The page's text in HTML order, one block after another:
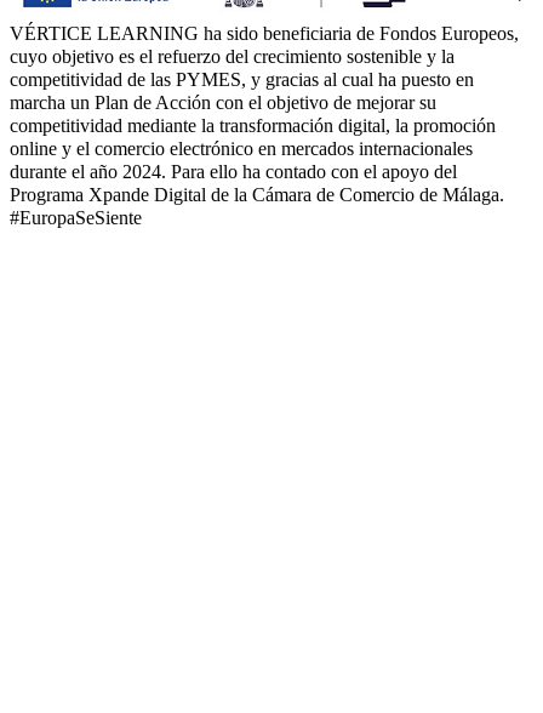
VÉRTICE LEARNING ha sido beneficiaria de Fondos Europeos,
cuyo objetivo es el refuerzo del crecimiento sostenible y la
competitividad de las PYMES, y gracias al cual ha puesto en
marcha un Plan de Acción con el objetivo de mejorar su
competitividad mediante la transformación digital, la promoción
online y el comercio electrónico en mercados internacionales
durante el año 2024. Para ello ha contado con el apoyo del
Programa Xpande Digital de la Cámara de Comercio de Málaga.
#EuropaSeSiente